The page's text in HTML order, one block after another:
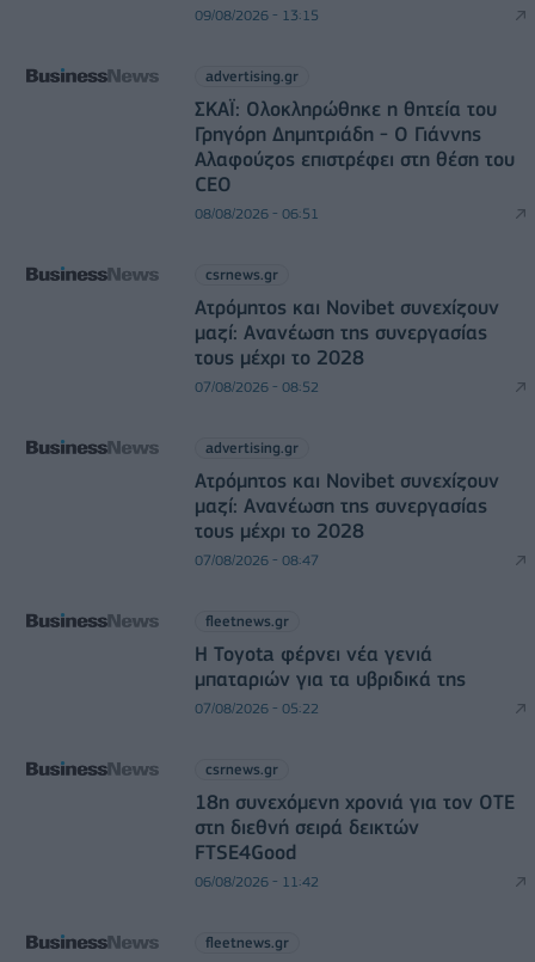
09/08/2026 - 13:15
advertising.gr
ΣΚΑΪ: Ολοκληρώθηκε η θητεία του
Γρηγόρη Δημητριάδη - Ο Γιάννης
Αλαφούζος επιστρέφει στη θέση του
CEO
08/08/2026 - 06:51
csrnews.gr
Ατρόμητος και Novibet συνεχίζουν
μαζί: Ανανέωση της συνεργασίας
τους μέχρι το 2028
07/08/2026 - 08:52
advertising.gr
Ατρόμητος και Novibet συνεχίζουν
μαζί: Ανανέωση της συνεργασίας
τους μέχρι το 2028
07/08/2026 - 08:47
fleetnews.gr
Η Toyota φέρνει νέα γενιά
μπαταριών για τα υβριδικά της
07/08/2026 - 05:22
csrnews.gr
18η συνεχόμενη χρονιά για τον ΟΤΕ
στη διεθνή σειρά δεικτών
FTSE4Good
06/08/2026 - 11:42
fleetnews.gr